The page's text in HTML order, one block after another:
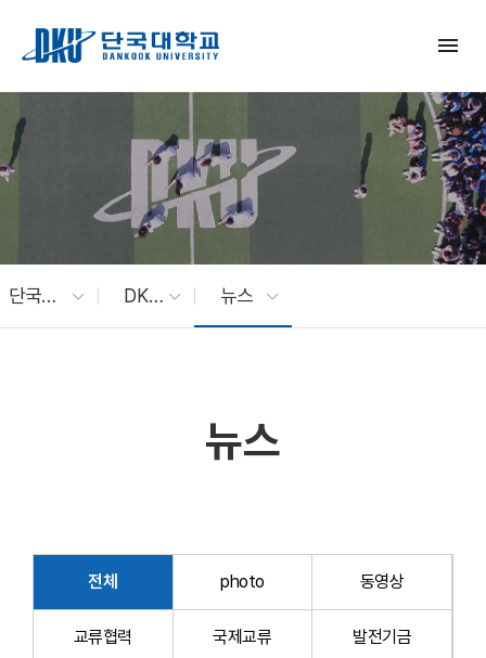
menu
단국대 소식 DKU News 뉴스
뉴스
전체 photo 동영상
교류협력 국제교류 발전기금